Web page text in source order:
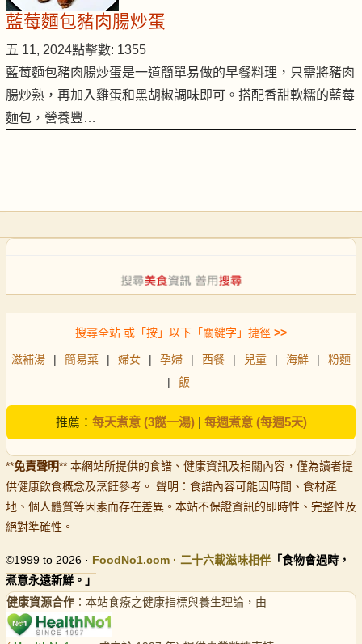
藍莓麵包豬肉腸炒蛋
五 11, 2024點擊數: 1355
藍莓麵包豬肉腸炒蛋是一道簡單易做的早餐料理，只需將豬肉
腸炒熟，再加入雞蛋和黑胡椒調味即可。搭配香甜軟糯的藍莓
麵包，營養豐…
搜尋全站 或「按」以下「關鍵字」捷徑 >>
滋補湯 | 簡易菜 | 婦女 | 孕婦 | 西餐 | 兒童 | 海鮮 |
粉麵
|
飯
推薦： 每天煮意 (3餸一湯)| 每週煮意 (每週5天)
**免責聲明** 本網站所提供的食譜、健康資訊及相關內容，僅為讀者提
供健康飲食概念及烹飪參考。 聲明：食譜內容可能因時間、食材產
地、個人體質等因素而存在差異。本站不保證資訊的即時性、完整性及
絕對準確性。
©1999 to 2026 · FoodNo1.com · 二十六載滋味相伴 「食物會過時，
煮意永遠新鮮。」
健康資源合作 ：本站食療之健康指標與養生理論，由